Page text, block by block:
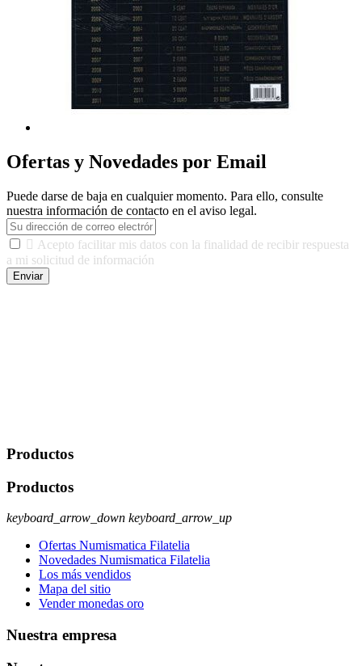
Ofertas y Novedades por Email
Puede darse de baja en cualquier momento. Para ello, consulte
nuestra información de contacto en el aviso legal.
 Acepto facilitar mis datos con la finalidad de recibir respuesta
a mi solicitud de información
Enviar
Productos
Productos
keyboard_arrow_down keyboard_arrow_up
Ofertas Numismatica Filatelia
Novedades Numismatica Filatelia
Los más vendidos
Mapa del sitio
Vender monedas oro
Nuestra empresa